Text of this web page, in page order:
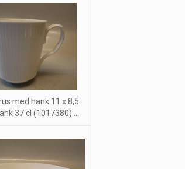
med hank 11 x 8,5
37 cl (1017380) ...